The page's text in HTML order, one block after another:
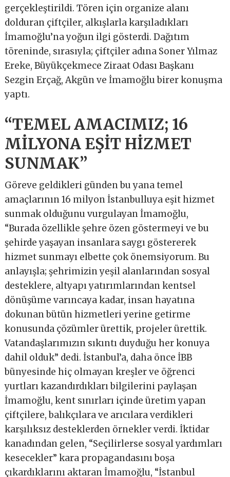
gerçekleştirildi. Tören için organize alanı
dolduran çiftçiler, alkışlarla karşıladıkları
İmamoğlu’na yoğun ilgi gösterdi. Dağıtım
töreninde, sırasıyla; çiftçiler adına Soner Yılmaz
Ereke, Büyükçekmece Ziraat Odası Başkanı
Sezgin Erçağ, Akgün ve İmamoğlu birer konuşma
yaptı.
“TEMEL AMACIMIZ; 16
MİLYONA EŞİT HİZMET
SUNMAK”
Göreve geldikleri günden bu yana temel
amaçlarının 16 milyon İstanbulluya eşit hizmet
sunmak olduğunu vurgulayan İmamoğlu,
“Burada özellikle şehre özen göstermeyi ve bu
şehirde yaşayan insanlara saygı göstererek
hizmet sunmayı elbette çok önemsiyorum. Bu
anlayışla; şehrimizin yeşil alanlarından sosyal
desteklere, altyapı yatırımlarından kentsel
dönüşüme varıncaya kadar, insan hayatına
dokunan bütün hizmetleri yerine getirme
konusunda çözümler ürettik, projeler ürettik.
Vatandaşlarımızın sıkıntı duyduğu her konuya
dahil olduk” dedi. İstanbul’a, daha önce İBB
bünyesinde hiç olmayan kreşler ve öğrenci
yurtları kazandırdıkları bilgilerini paylaşan
İmamoğlu, kent sınırları içinde üretim yapan
çiftçilere, balıkçılara ve arıcılara verdikleri
karşılıksız desteklerden örnekler verdi. İktidar
kanadından gelen, “Seçilirlerse sosyal yardımları
kesecekler” kara propagandasını boşa
çıkardıklarını aktaran İmamoğlu, “İstanbul